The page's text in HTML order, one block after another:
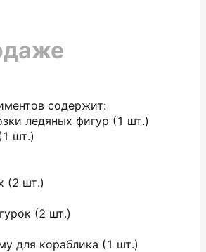
содержит:
ледяных фигур (1 шт.)
шт.)
(2 шт.)
(2 шт.)
для кораблика (1 шт.)